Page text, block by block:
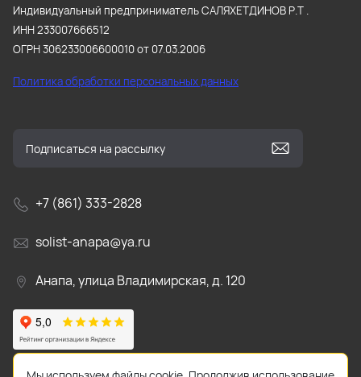
Индивидуальный предприниматель САЛЯХЕТДИНОВ Р.Т .
ИНН 233007666512
ОГРН 306233006600010 от 07.03.2006
Политика обработки персональных данных
+7 (861) 333-2828
solist-anapa@ya.ru
Анапа, улица Владимирская, д. 120